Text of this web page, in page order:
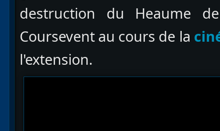
destruction du Heaume
Coursevent au cours de la
l'extension.